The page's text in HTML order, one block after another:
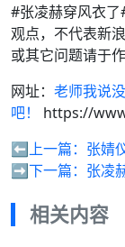
#张凌赫穿风衣
观点，不代表新
或其它问题请于
网址： 老师我说
吧！
https://
⬅️上一篇： 张婧
➡️下一篇： 张凌
相关内容